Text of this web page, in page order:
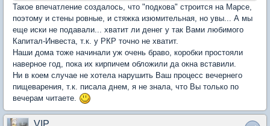
Такое впечатление создалось, что "подкова" строится на Марсе,
поэтому и стены ровные, и стяжка изюмительная, но увы... А мы
еще иски не подавали... хватит ли денег у так Вами любимого
Капитал-Инвеста, т.к. у РКР точно не хватит.
Наши дома тоже начинали уж очень браво, коробки простояли
наверное год, пока их кирпичем обложили да окна вставили.
Ни в коем случае не хотела нарушить Ваш процесс вечернего
пищеварения, т.к. писала днем, я не знала, что Вы только по
вечерам читаете.